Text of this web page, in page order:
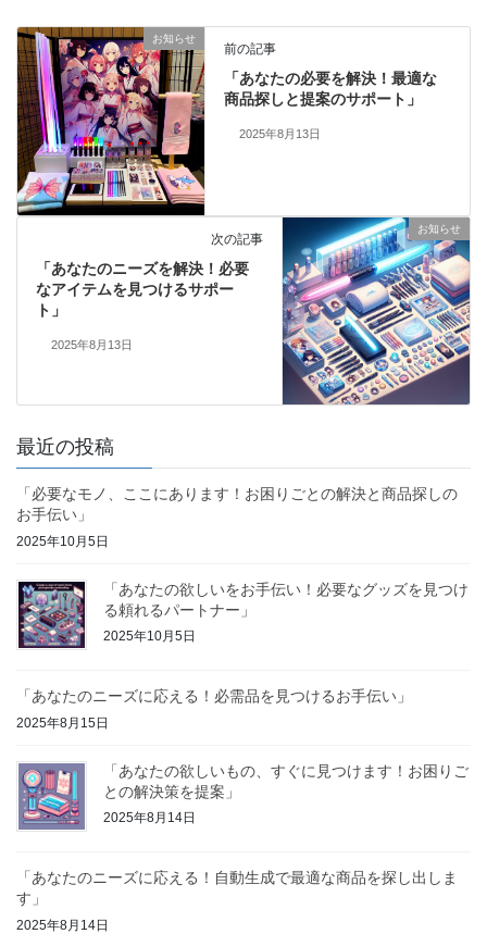
お知らせ
前の記事
「あなたの必要を解決！最適な
商品探しと提案のサポート」
2025年8月13日
お知らせ
次の記事
「あなたのニーズを解決！必要
なアイテムを見つけるサポー
ト」
2025年8月13日
最近の投稿
「必要なモノ、ここにあります！お困りごとの解決と商品探しの
お手伝い」
2025年10月5日
「あなたの欲しいをお手伝い！必要なグッズを見つけ
る頼れるパートナー」
2025年10月5日
「あなたのニーズに応える！必需品を見つけるお手伝い」
2025年8月15日
「あなたの欲しいもの、すぐに見つけます！お困りご
との解決策を提案」
2025年8月14日
「あなたのニーズに応える！自動生成で最適な商品を探し出しま
す」
2025年8月14日